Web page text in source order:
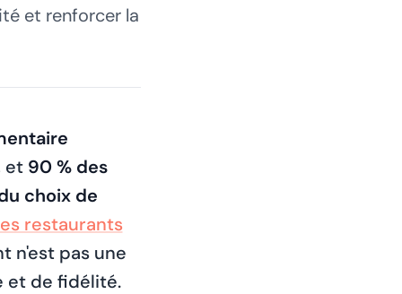
et renforcer la
et 90 % des
choix de
restaurants
n'est pas une
et de fidélité.